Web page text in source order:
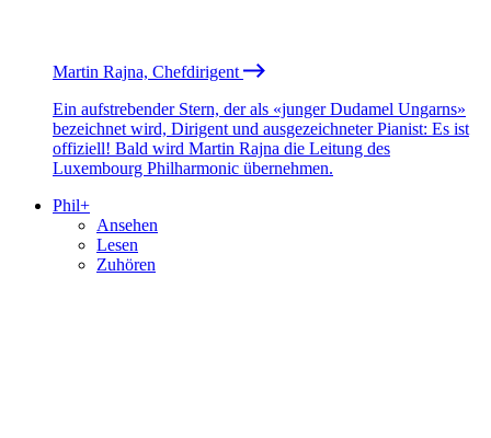
Martin Rajna, Chefdirigent
Ein aufstrebender Stern, der als «junger Dudamel Ungarns»
bezeichnet wird, Dirigent und ausgezeichneter Pianist: Es ist
offiziell! Bald wird Martin Rajna die Leitung des
Luxembourg Philharmonic übernehmen.
Phil+
Ansehen
Lesen
Zuhören